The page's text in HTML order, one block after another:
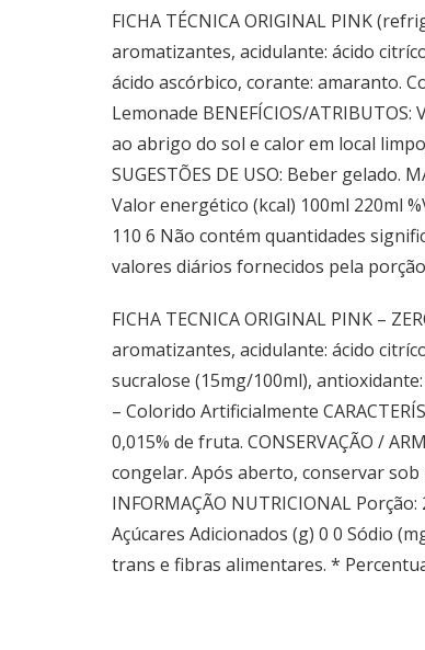
FICHA TÉCNICA ORIGINAL PINK
aromatizantes, acidulante: ácido
ácido ascórbico, corante: amaranto.
Lemonade BENEFÍCIOS/
ao abrigo do sol e calor em local
SUGESTÕES DE USO: Beber gelado.
Valor energético (kcal) 100ml 220ml
110 6 Não contém quantidades
valores diários fornecidos pela
FICHA TECNICA ORIGINAL PINK –
aromatizantes, acidulante: ácido
sucralose (15mg/100ml),
– Colorido Artificialmente
0,015% de fruta. CONSERVAÇÃO /
congelar. Após aberto, conservar sob
INFORMAÇÃO NUTRICIONAL
Açúcares Adicionados (g) 0 0 Sódio
trans e fibras alimentares. *